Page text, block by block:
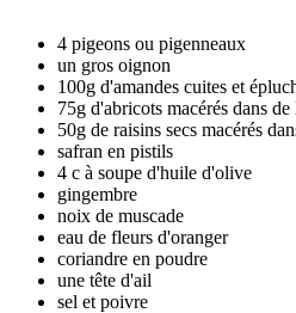
4 pigeons ou pigenneaux
un gros oignon
100g d'amandes cuites et
75g d'abricots macérés dans
50g de raisins secs macérés
safran en pistils
4 c à soupe d'huile d'olive
gingembre
noix de muscade
eau de fleurs d'oranger
coriandre en poudre
une tête d'ail
sel et poivre